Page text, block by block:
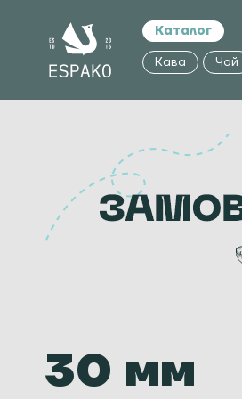
Каталог
Кава Чай
30 мм